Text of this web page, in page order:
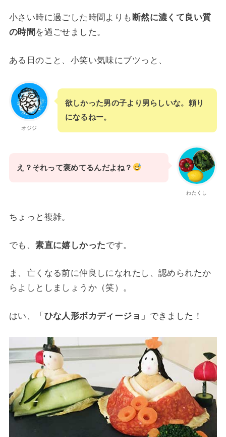
小さい時に過ごした時間よりも 断然に濃くて良い質
の時間 を過ごせました。
ある日のこと、小笑い気味にブツっと、
オジジ
欲しかった男の子より男らしいな。頼り
になるねー。
わたくし
え？それって褒めてるんだよね？
ちょっと複雑。
でも、素直に嬉しかったです。
ま、亡くなる前に仲良しになれたし、認められたか
らよしとしましょうか（笑）。
はい、「 ひな人形ボカディージョ」 できました！